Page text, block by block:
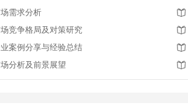
需求分析
竞争格局及对策研究
案例分享与经验总结
分析及前景展望